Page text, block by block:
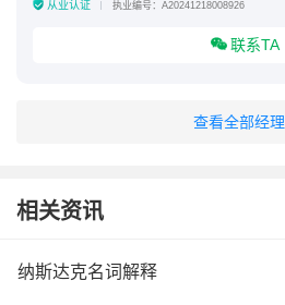
从业认证 执业编号：A20241218008926
联系TA
查看全部经理
相关资讯
纳斯达克名词解释